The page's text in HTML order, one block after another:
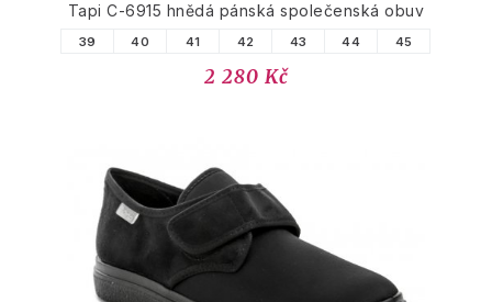
Tapi C-6915 hnědá pánská společenská obuv
39 40 41 42 43 44 45
2 280 Kč